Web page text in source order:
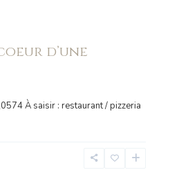
d’une
À saisir : restaurant / pizzeria